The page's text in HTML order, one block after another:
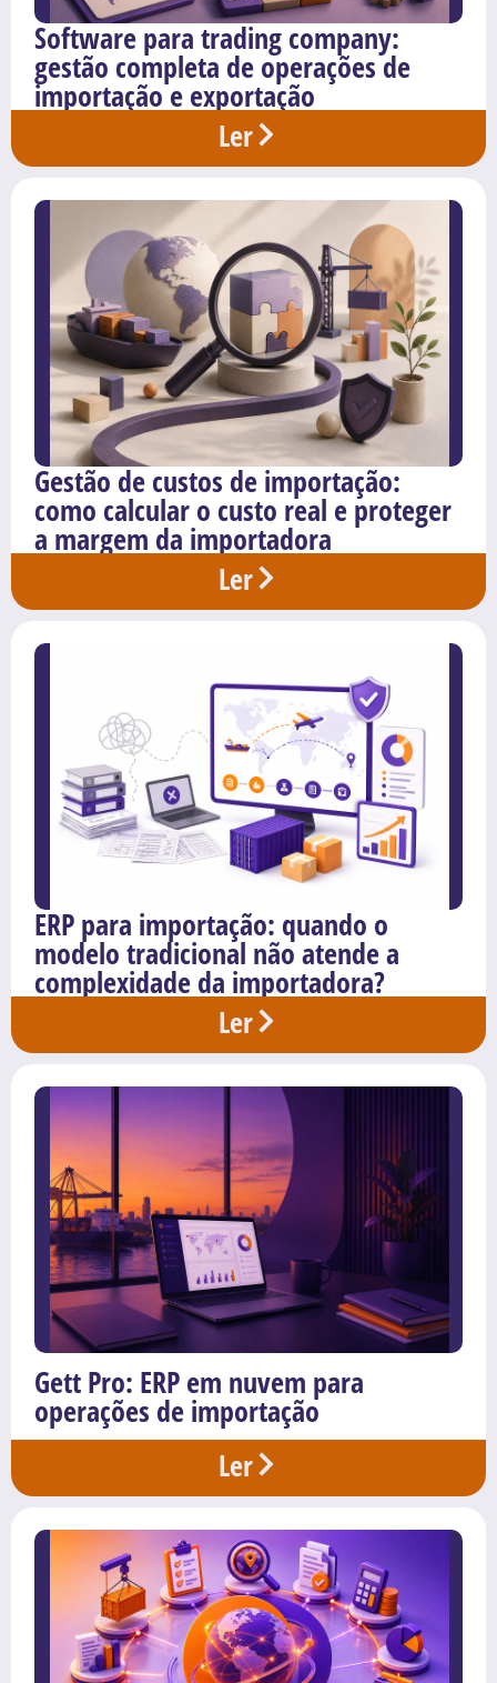
Software para trading company:
gestão completa de operações de
importação e exportação
Ler
Gestão de custos de importação:
como calcular o custo real e proteger
a margem da importadora
Ler
ERP para importação: quando o
modelo tradicional não atende a
complexidade da importadora?
Ler
Gett Pro: ERP em nuvem para
operações de importação
Ler